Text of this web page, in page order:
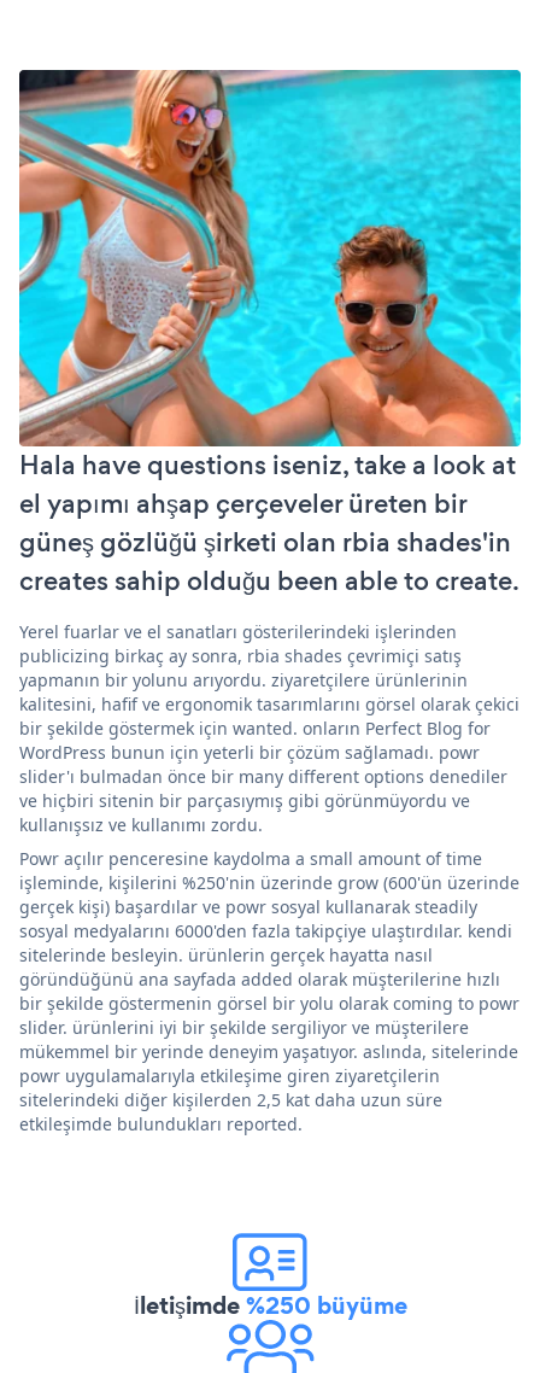
Hala have questions iseniz, take a look at
el yapımı ahşap çerçeveler üreten bir
güneş gözlüğü şirketi olan rbia shades'in
creates sahip olduğu been able to create.
Yerel fuarlar ve el sanatları gösterilerindeki işlerinden
publicizing birkaç ay sonra, rbia shades çevrimiçi satış
yapmanın bir yolunu arıyordu. ziyaretçilere ürünlerinin
kalitesini, hafif ve ergonomik tasarımlarını görsel olarak çekici
bir şekilde göstermek için wanted. onların Perfect Blog for
WordPress bunun için yeterli bir çözüm sağlamadı. powr
slider'ı bulmadan önce bir many different options denediler
ve hiçbiri sitenin bir parçasıymış gibi görünmüyordu ve
kullanışsız ve kullanımı zordu.
Powr açılır penceresine kaydolma a small amount of time
işleminde, kişilerini %250'nin üzerinde grow (600'ün üzerinde
gerçek kişi) başardılar ve powr sosyal kullanarak steadily
sosyal medyalarını 6000'den fazla takipçiye ulaştırdılar. kendi
sitelerinde besleyin. ürünlerin gerçek hayatta nasıl
göründüğünü ana sayfada added olarak müşterilerine hızlı
bir şekilde göstermenin görsel bir yolu olarak coming to powr
slider. ürünlerini iyi bir şekilde sergiliyor ve müşterilere
mükemmel bir yerinde deneyim yaşatıyor. aslında, sitelerinde
powr uygulamalarıyla etkileşime giren ziyaretçilerin
sitelerindeki diğer kişilerden 2,5 kat daha uzun süre
etkileşimde bulundukları reported.
İletişimde%250 büyüme